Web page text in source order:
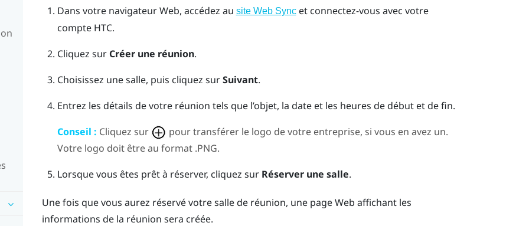
Dans votre navigateur Web, accédez au site Web Syncet connectez-vous avec votre
compte HTC.
Cliquez sur Créer une réunion.
Choisissez une salle, puis cliquez surSuivant.
Entrez les détails de votre réunion tels que l’objet, la date et les heures de début et de fin.
Conseil : Cliquez sur
pour transférer le logo de votre entreprise, si vous en avez un.
Votre logo doit être au format .PNG.
Lorsque vous êtes prêt à réserver, cliquez sur Réserver une salle.
Une fois que vous aurez réservé votre salle de réunion, une page Web affichant les
informations de la réunion sera créée.